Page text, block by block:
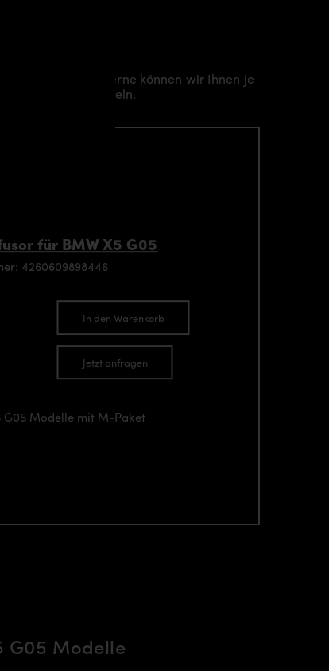
anfallen. Gerne können wir Ihnen je
vermitteln.
für BMW X5 G05
4260609898446
In den Warenkorb
Jetzt anfragen
G05 Modelle mit M-Paket
G05 Modelle